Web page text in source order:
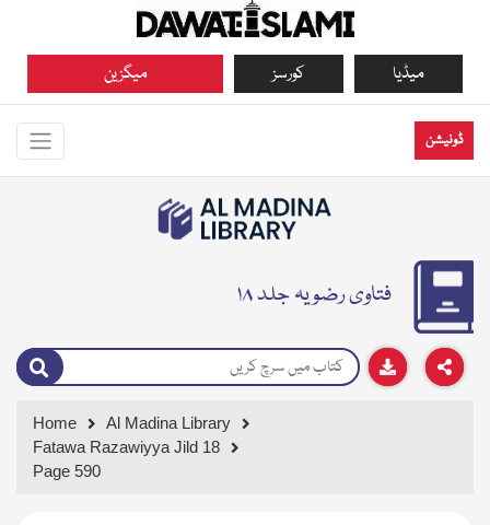
میگزین کورسز میڈیا
ڈونیشن
فتاوی رضویہ جلد ۱۸
Home
Al Madina Library
Fatawa Razawiyya Jild 18
Page 590